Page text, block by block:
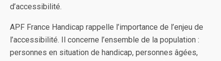
d’accessibilité.
APF France Handicap rappelle l’importance de l’enjeu de
l’accessibilité. Il concerne l’ensemble de la population :
personnes en situation de handicap, personnes âgées,